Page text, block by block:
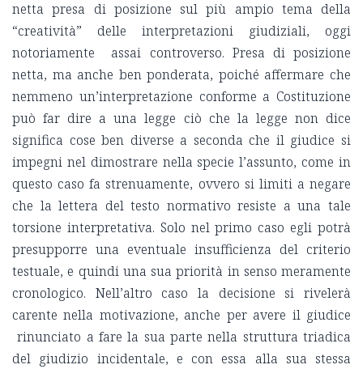
netta presa di posizione sul più ampio tema della
“creatività” delle interpretazioni giudiziali, oggi
notoriamente assai controverso. Presa di posizione
netta, ma anche ben ponderata, poiché affermare che
nemmeno un’interpretazione conforme a Costituzione
può far dire a una legge ciò che la legge non dice
significa cose ben diverse a seconda che il giudice si
impegni nel dimostrare nella specie l’assunto, come in
questo caso fa strenuamente, ovvero si limiti a negare
che la lettera del testo normativo resiste a una tale
torsione interpretativa. Solo nel primo caso egli potrà
presupporre una eventuale insufficienza del criterio
testuale, e quindi una sua priorità in senso meramente
cronologico. Nell’altro caso la decisione si rivelerà
carente nella motivazione, anche per avere il giudice
rinunciato a fare la sua parte nella struttura triadica
del giudizio incidentale, e con essa alla sua stessa